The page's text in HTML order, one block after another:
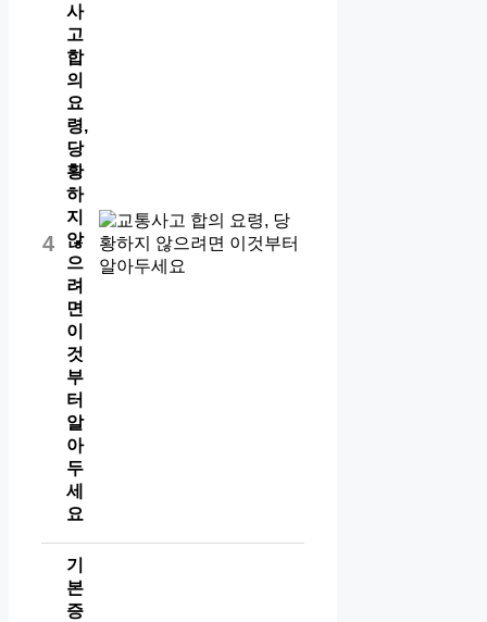
4
사
고
합
의
요
령,
당
황
하
지
않
으
려
면
이
것
부
터
알
아
두
세
요
기
본
증